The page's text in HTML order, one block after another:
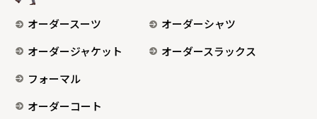
オーダースーツ
オーダーシャツ
オーダージャケット
オーダースラックス
フォーマル
オーダーコート